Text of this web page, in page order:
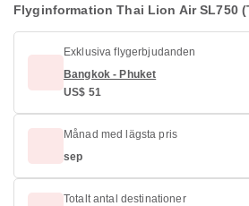
Flyginformation Thai Lion Air SL750
Exklusiva flygerbjudanden
Bangkok - Phuket
US$ 51
Månad med lägsta pris
sep
Totalt antal destinationer